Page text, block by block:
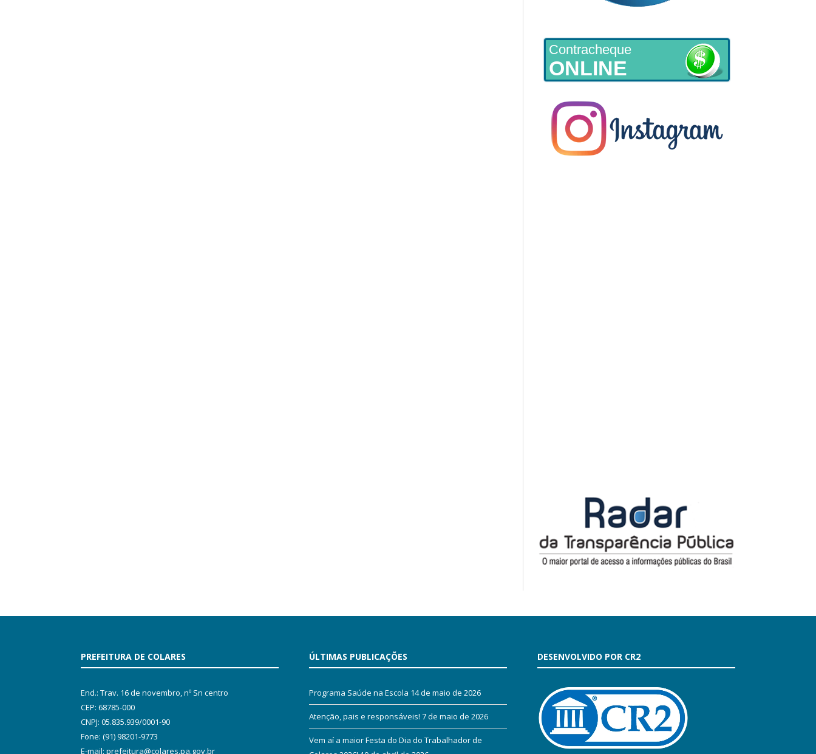
Contracheque
ONLINE
PREFEITURA DE COLARES
End.: Trav. 16 de novembro, nº Sn centro
CEP: 68785-000
CNPJ: 05.835.939/0001-90
Fone: (91) 98201-9773
E-mail: prefeitura@colares.pa.gov.br
ÚLTIMAS PUBLICAÇÕES
Programa Saúde na Escola 14 de maio de 2026
Atenção, pais e responsáveis! 7 de maio de 2026
Vem aí a maior Festa do Dia do Trabalhador de
DESENVOLVIDO POR CR2